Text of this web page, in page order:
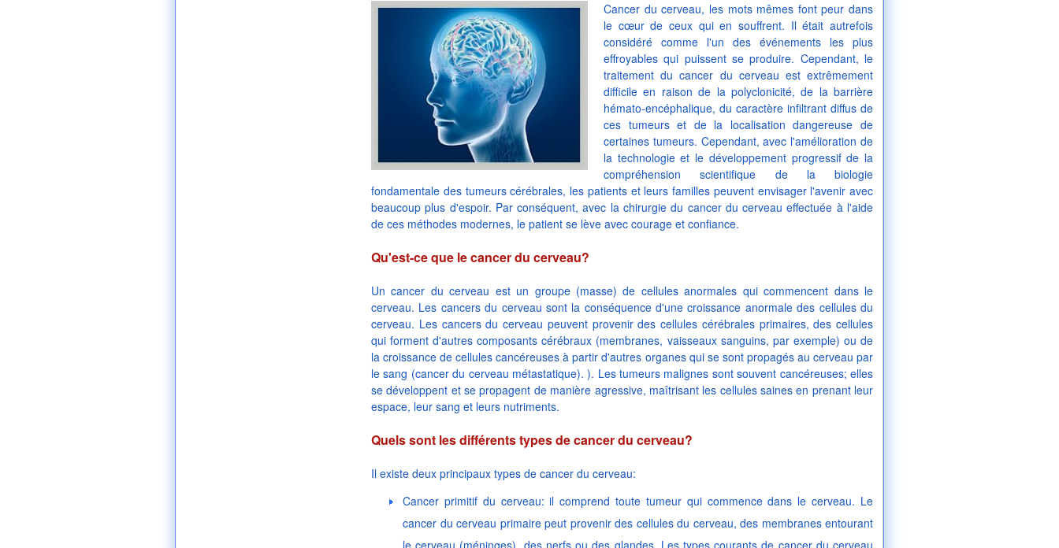
Cancer du cerveau, les mots mêmes font peur dans
le cœur de ceux qui en souffrent. Il était autrefois
considéré comme l'un des événements les plus
effroyables qui puissent se produire. Cependant, le
traitement du cancer du cerveau est extrêmement
difficile en raison de la polyclonicité, de la barrière
hémato-encéphalique, du caractère infiltrant diffus de
ces tumeurs et de la localisation dangereuse de
certaines tumeurs. Cependant, avec l'amélioration de
la technologie et le développement progressif de la
compréhension scientifique de la biologie
fondamentale des tumeurs cérébrales, les patients et leurs familles peuvent envisager l'avenir avec
beaucoup plus d'espoir. Par conséquent, avec la chirurgie du cancer du cerveau effectuée à l'aide
de ces méthodes modernes, le patient se lève avec courage et confiance.
Qu'est-ce que le cancer du cerveau?
Un cancer du cerveau est un groupe (masse) de cellules anormales qui commencent dans le
cerveau. Les cancers du cerveau sont la conséquence d'une croissance anormale des cellules du
cerveau. Les cancers du cerveau peuvent provenir des cellules cérébrales primaires, des cellules
qui forment d'autres composants cérébraux (membranes, vaisseaux sanguins, par exemple) ou de
la croissance de cellules cancéreuses à partir d'autres organes qui se sont propagés au cerveau par
le sang (cancer du cerveau métastatique). ). Les tumeurs malignes sont souvent cancéreuses; elles
se développent et se propagent de manière agressive, maîtrisant les cellules saines en prenant leur
espace, leur sang et leurs nutriments.
Quels sont les différents types de cancer du cerveau?
Il existe deux principaux types de cancer du cerveau:
Cancer primitif du cerveau: il comprend toute tumeur qui commence dans le cerveau. Le
cancer du cerveau primaire peut provenir des cellules du cerveau, des membranes entourant
le cerveau (méninges), des nerfs ou des glandes. Les types courants de cancer du cerveau